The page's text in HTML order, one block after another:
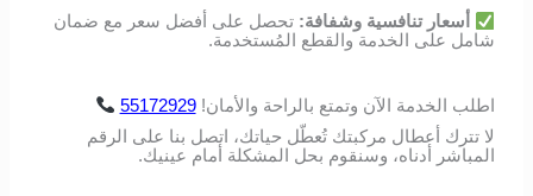
أسعار تنافسية وشفافة: تحصل على أفضل سعر مع ضمان
شامل على الخدمة والقطع المُستخدمة.
اطلب الخدمة الآن وتمتع بالراحة والأمان!
55172929
لا تترك أعطال مركبتك تُعطّل حياتك، اتصل بنا على الرقم
المباشر أدناه، وسنقوم بحل المشكلة أمام عينيك.